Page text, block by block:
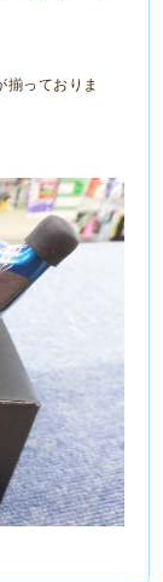
揃っておりま